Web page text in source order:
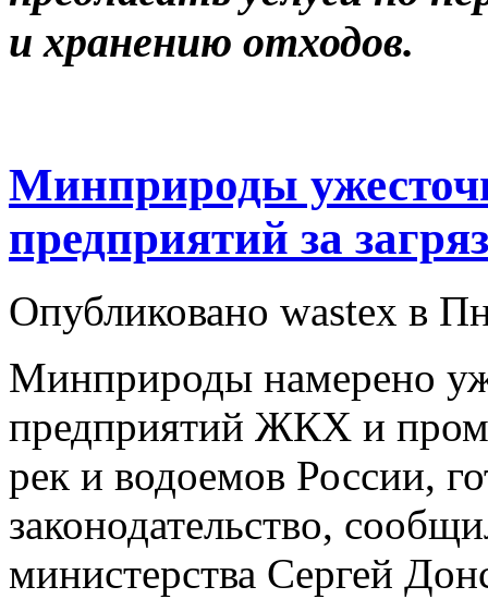
и хранению отходов.
Минприроды
предприятий за
Опубликовано wastex в
Минприроды намерено
предприятий ЖКХ и
рек и водоемов России,
законодательство,
министерства Сергей